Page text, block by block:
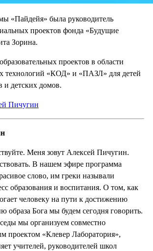
«Пайдейя» была руководитель
проектов фонда «Будущие
Зорина.
проектов в области
технологий «КОД» и «ПАЗЛ» для детей
и детских домов.
Пичугин
Меня зовут Алексей Пичугин.
В нашем эфире программа
слово, им греки называли
образования и воспитания. О том, как
человеку на пути к достижению
образа Бога мы будем сегодня говорить.
мы организуем совместно
проектом «Клевер Лаборатория»,
учителей, руководителей школ